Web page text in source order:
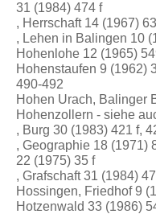
31 (1984) 474 f
, Herrschaft 14 (1967)
, Lehen in Balingen 10
Hohenlohe 12 (1965)
Hohenstaufen 9 (1962)
490-492
Hohen Urach, Balinger
Hohenzollern - siehe
, Burg 30 (1983) 421 f,
, Geographie 18 (1971)
22 (1975) 35 f
, Grafschaft 31 (1984)
Hossingen, Friedhof 9
Hotzenwald 33 (1986)